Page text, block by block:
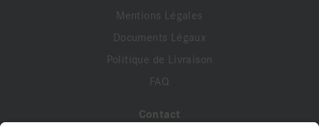
Mentions Légales
Documents Légaux
Politique de Livraison
FAQ
Contact